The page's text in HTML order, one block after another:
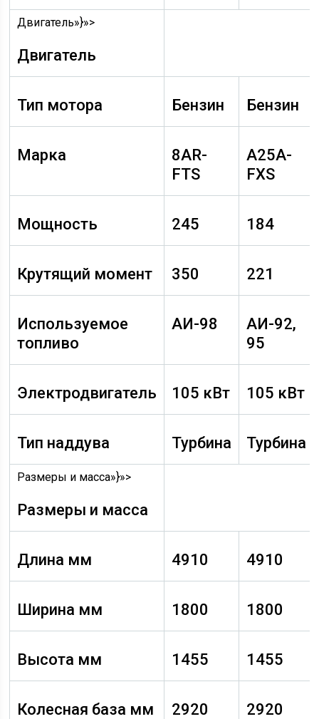
Двигатель»}»>
Двигатель
Тип мотора Бензин Бензин
Марка
8AR-
FTS
A25A-
FXS
Мощность 245 184
Крутящий момент 350 221
Используемое
топливо
АИ-98
АИ-92,
95
Электродвигатель 105 кВт 105 кВт
Тип наддува Турбина Турбина
Размеры и масса»}»>
Размеры и масса
Длина мм 4910 4910
Ширина мм 1800 1800
Высота мм 1455 1455
Колесная база мм 2920 2920